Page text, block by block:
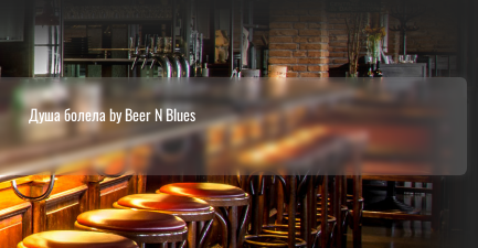
Душа болела by Beer N Blues